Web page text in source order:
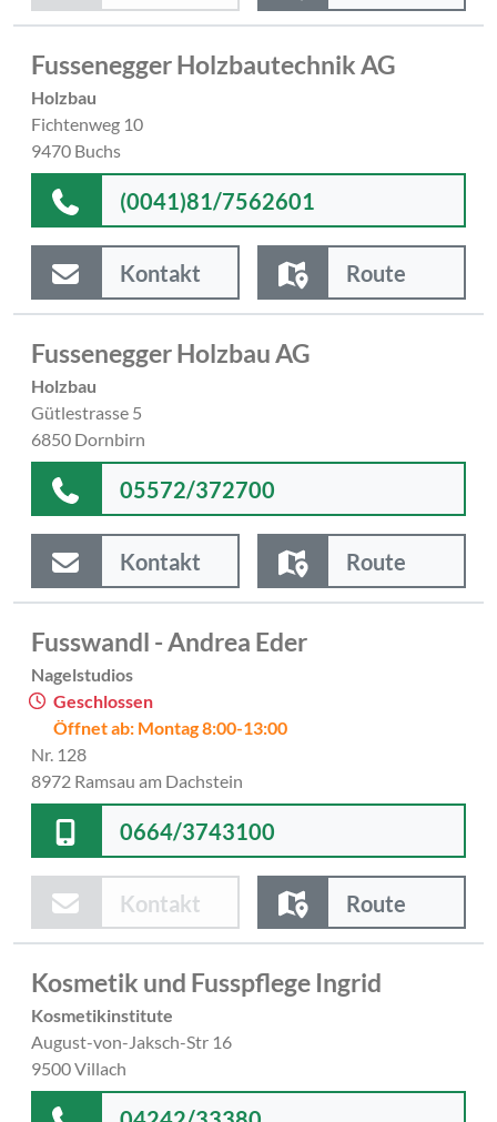
Fussenegger Holzbautechnik AG
Holzbau
Fichtenweg 10
9470 Buchs
(0041)81/7562601
Kontakt Route
Fussenegger Holzbau AG
Holzbau
Gütlestrasse 5
6850 Dornbirn
05572/372700
Kontakt Route
Fusswandl - Andrea Eder
Nagelstudios
Geschlossen
Öffnet ab: Montag 8:00-13:00
Nr. 128
8972 Ramsau am Dachstein
0664/3743100
Kontakt Route
Kosmetik und Fusspflege Ingrid
Kosmetikinstitute
August-von-Jaksch-Str 16
9500 Villach